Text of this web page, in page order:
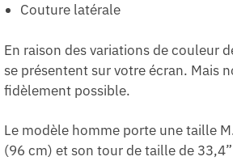
Couture latérale
En raison des variations de couleur
se présentent sur votre écran. Mais
fidèlement possible.
Le modèle homme porte une taille
(96 cm) et son tour de taille de